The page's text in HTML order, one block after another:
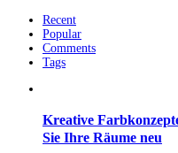
Recent
Popular
Comments
Tags
Kreative
Sie Ihre Räume neu